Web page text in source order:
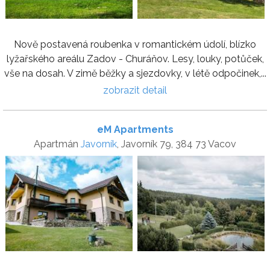
Nově postavená roubenka v romantickém údolí, blízko
lyžařského areálu Zadov - Churáňov. Lesy, louky, potůček,
vše na dosah. V zimě běžky a sjezdovky, v létě odpočinek,...
zobrazit detail
eM Apartments
Apartmán Javorník , Javorník 79, 384 73 Vacov